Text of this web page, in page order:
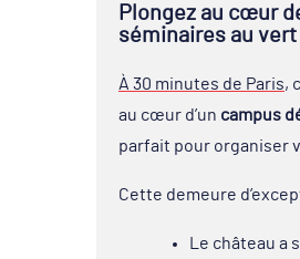
Plongez au cœur
séminaires au vert
À 30 minutes de Paris,
au cœur d’un campus
parfait pour organiser
Cette demeure
Le château